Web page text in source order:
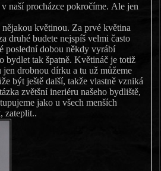
naší procházce pokročíme. Ale jen
květinou. Za prvé květina
druhé budete nejspíš velmi často
poslední dobou někdy vyrábí
bydlet tak špatně. Květináč je totiž
drobnou dírku a tu už můžeme
být ještě další, takže vlastně vzniká
zvětšní ineriéru našeho bydliště,
jako u všech menších
zateplit..